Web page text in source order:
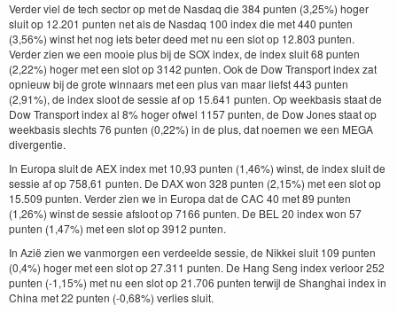
Verder viel de tech sector op met de Nasdaq die 384 punten (3,25%) hoger
sluit op 12.201 punten net als de Nasdaq 100 index die met 440 punten
(3,56%) winst het nog iets beter deed met nu een slot op 12.803 punten.
Verder zien we een mooie plus bij de SOX index, de index sluit 68 punten
(2,22%) hoger met een slot op 3142 punten. Ook de Dow Transport index zat
opnieuw bij de grote winnaars met een plus van maar liefst 443 punten
(2,91%), de index sloot de sessie af op 15.641 punten. Op weekbasis staat de
Dow Transport index al 8% hoger ofwel 1157 punten, de Dow Jones staat op
weekbasis slechts 76 punten (0,22%) in de plus, dat noemen we een MEGA
divergentie.
In Europa sluit de AEX index met 10,93 punten (1,46%) winst, de index sluit de
sessie af op 758,61 punten. De DAX won 328 punten (2,15%) met een slot op
15.509 punten. Verder zien we in Europa dat de CAC 40 met 89 punten
(1,26%) winst de sessie afsloot op 7166 punten. De BEL 20 index won 57
punten (1,47%) met een slot op 3912 punten.
In Azië zien we vanmorgen een verdeelde sessie, de Nikkei sluit 109 punten
(0,4%) hoger met een slot op 27.311 punten. De Hang Seng index verloor 252
punten (-1,15%) met nu een slot op 21.706 punten terwijl de Shanghai index in
China met 22 punten (-0,68%) verlies sluit.